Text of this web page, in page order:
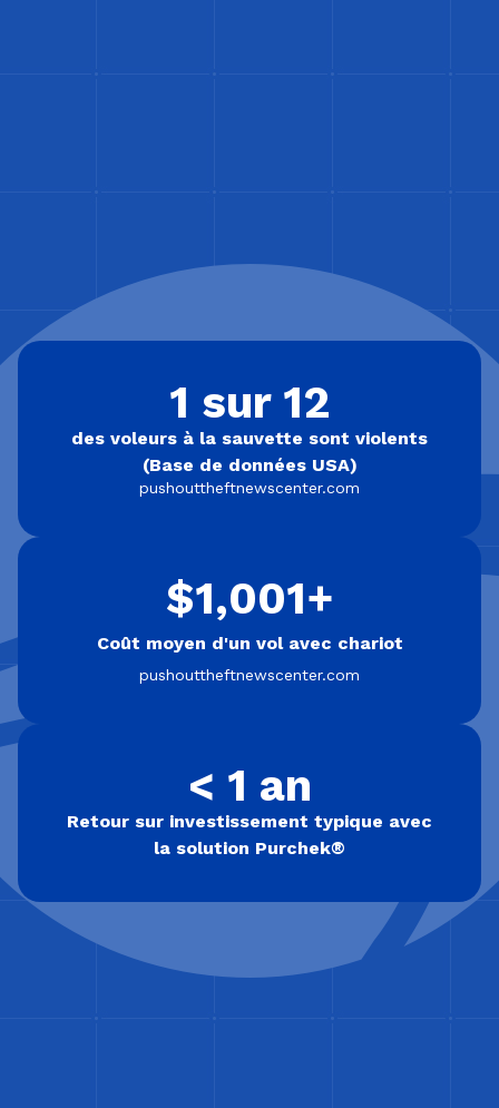
1 sur 12
des voleurs à la sauvette sont violents
(Base de données USA)
pushouttheftnewscenter.com
$1,001+
Coût moyen d'un vol avec chariot
pushouttheftnewscenter.com
< 1 an
Retour sur investissement typique avec
la solution Purchek®